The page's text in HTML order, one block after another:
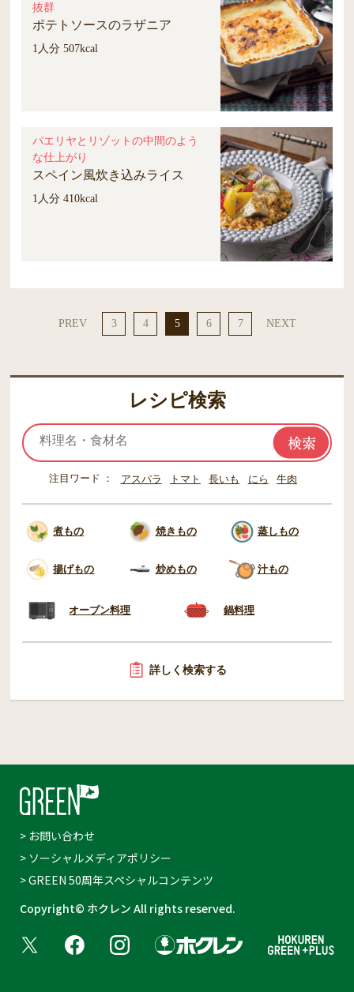
抜群
ポテトソースのラザニア
1人分 507kcal
パエリヤとリゾットの中間のよう
な仕上がり
スペイン風炊き込みライス
1人分 410kcal
PREV 3 4 5 6 7 NEXT
レシピ検索
注目ワード アスパラ トマト 長いも にら 牛肉
煮もの 焼きもの 蒸しもの
揚げもの 炒めもの 汁もの
オーブン料理 鍋料理
詳しく検索する
> お問い合わせ
> ソーシャルメディアポリシー
> GREEN 50周年スペシャルコンテンツ
Copyright© ホクレン All rights reserved.